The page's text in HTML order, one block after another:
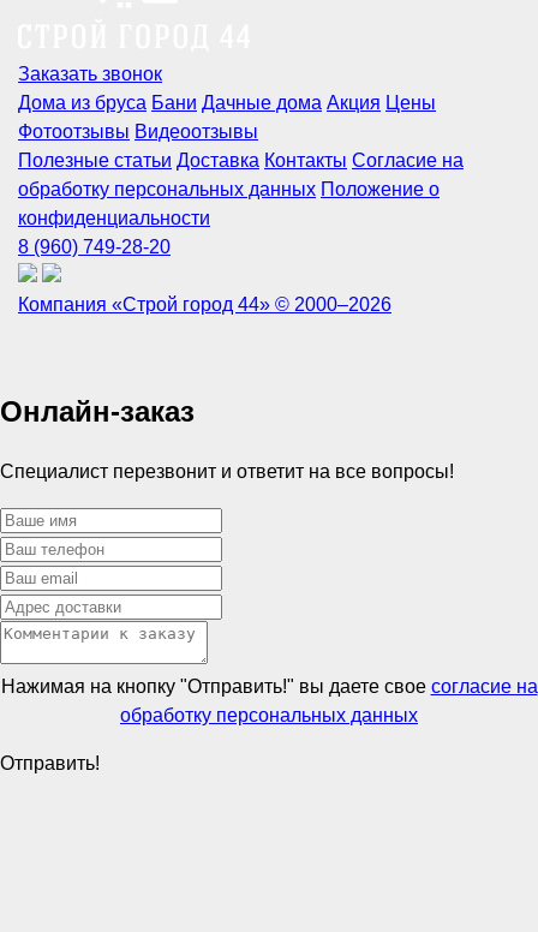
Заказать звонок
Дома из бруса Бани Дачные дома Акция Цены
Фотоотзывы Видеоотзывы
Полезные статьи Доставка Контакты Согласие на
обработку персональных данных Положение о
конфиденциальности
8 (960) 749-28-20
Компания «Строй город 44» © 2000–2026
Онлайн-заказ
Специалист перезвонит и ответит на все вопросы!
Нажимая на кнопку "Отправить!" вы даете свое согласие на
обработку персональных данных
Отправить!